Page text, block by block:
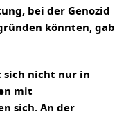
bei der Genozid
könnten, gab
sich nicht nur in
mit
sich. An der